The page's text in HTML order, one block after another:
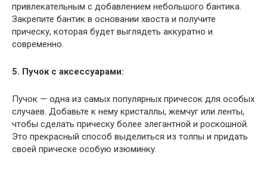
привлекательным с добавлением небольшого бантика.
Закрепите бантик в основании хвоста и получите
прическу, которая будет выглядеть аккуратно и
современно.
5. Пучок с аксессуарами:
Пучок — одна из самых популярных причесок для особых
случаев. Добавьте к нему кристаллы, жемчуг или ленты,
чтобы сделать прическу более элегантной и роскошной.
Это прекрасный способ выделиться из толпы и придать
своей прическе особую изюминку.